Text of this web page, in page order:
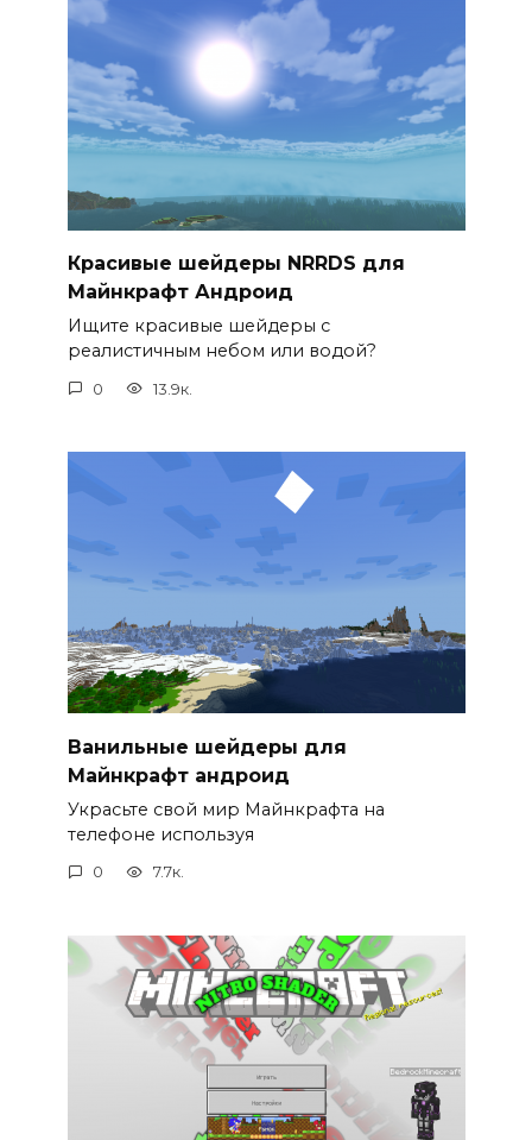
Красивые шейдеры NRRDS для
Майнкрафт Андроид
Ищите красивые шейдеры с
реалистичным небом или водой?
0 13.9к.
Ванильные шейдеры для
Майнкрафт андроид
Украсьте свой мир Майнкрафта на
телефоне используя
0 7.7к.